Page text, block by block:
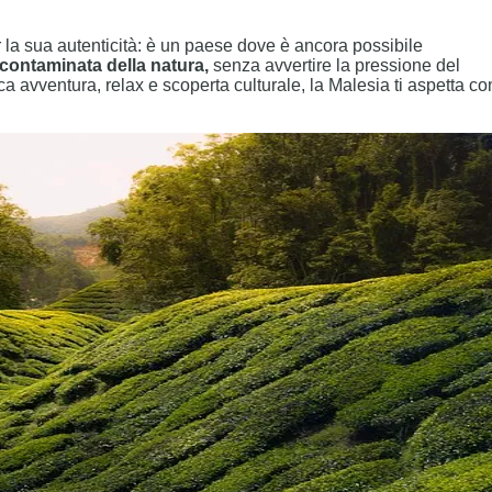
sua autenticità: è un paese dove è ancora possibile
della natura, senza avvertire la pressione del
avventura, relax e scoperta culturale, la Malesia ti aspetta